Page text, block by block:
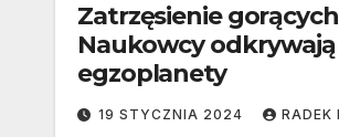
Zatrzęsienie
Naukowcy
egzoplanety
19 STYCZNIA 2024 RADEK